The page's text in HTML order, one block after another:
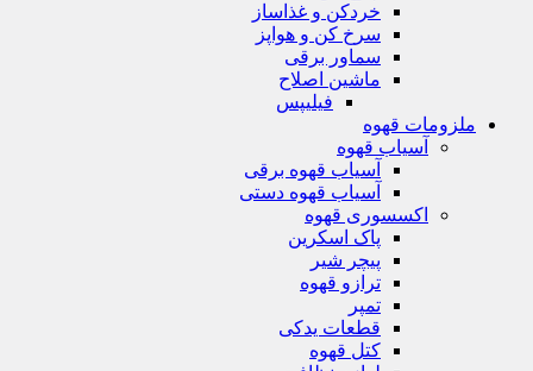
خردکن و غذاساز
سرخ کن و هواپز
سماور برقی
ماشین اصلاح
فیلیپس
ملزومات قهوه
آسیاب قهوه
آسیاب قهوه برقی
آسیاب قهوه دستی
اکسسوری قهوه
پاک اسکرین
پیچر شیر
ترازو قهوه
تمپر
قطعات یدکی
کتل قهوه